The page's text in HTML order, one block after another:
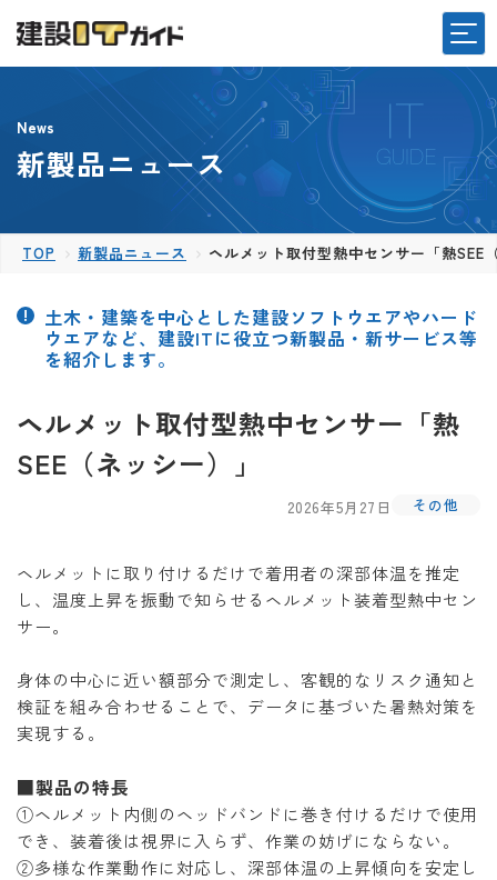
News
新製品ニュース
TOP 新製品ニュース ヘルメット取付型熱中センサー「熱SEE
土木・建築を中心とした建設ソフトウエアやハード
ウエアなど、建設ITに役立つ新製品・新サービス等
を紹介します。
ヘルメット取付型熱中センサー「熱
SEE（ネッシー）」
2026年5月27日 その他
ヘルメットに取り付けるだけで着用者の深部体温を推定
し、温度上昇を振動で知らせるヘルメット装着型熱中セン
サー。
身体の中心に近い額部分で測定し、客観的なリスク通知と
検証を組み合わせることで、データに基づいた暑熱対策を
実現する。
■製品の特長
①ヘルメット内側のヘッドバンドに巻き付けるだけで使用
でき、装着後は視界に入らず、作業の妨げにならない。
②多様な作業動作に対応し、深部体温の上昇傾向を安定し